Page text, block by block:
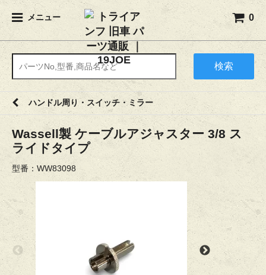
メニュー 0
検索
ハンドル周り・スイッチ・ミラー
Wassell製 ケーブルアジャスター 3/8 ス
ライドタイプ
型番：WW83098